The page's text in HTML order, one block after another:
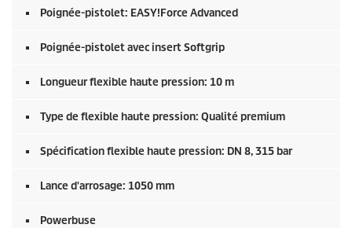
Poignée-pistolet: EASY!Force Advanced
Poignée-pistolet avec insert Softgrip
Longueur flexible haute pression: 10 m
Type de flexible haute pression: Qualité premium
Spécification flexible haute pression: DN 8, 315 bar
Lance d'arrosage: 1050 mm
Powerbuse